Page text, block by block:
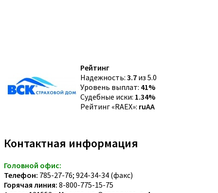
Рейтинг
Надежность: 3.7 из 5.0
Уровень выплат: 41%
Судебные иски: 1.34%
Рейтинг «RAEX»: ruAA
Контактная информация
Головной офис:
Телефон: 785-27-76; 924-34-34 (факс)
Горячая линия: 8-800-775-15-75